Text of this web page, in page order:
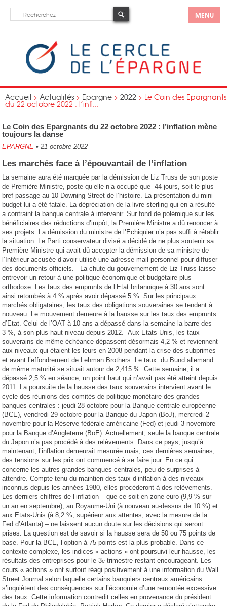
MENU
Accueil > Actualités > Epargne > 2022 > Le Coin des Epargnants
du 22 octobre 2022 : l’infl...
Le Coin des Epargnants du 22 octobre 2022 : l’inflation mène
toujours la danse
EPARGNE • 21 octobre 2022
Les marchés face à l’épouvantail de l’inflation
La semaine aura été marquée par la démission de Liz Truss de son poste
de Première Ministre, poste qu’elle n’a occupé que 44 jours, soit le plus
bref passage au 10 Downing Street de l’histoire. La présentation du mini
budget lui a été fatale. La dépréciation de la livre sterling qui en a résulté
a contraint la banque centrale à intervenir. Sur fond de polémique sur les
bénéficiaires des réductions d’impôt, la Première Ministre a dû renoncer à
ses projets. La démission du ministre de l’Echiquier n’a pas suffi à rétablir
la situation. Le Parti conservateur divisé a décidé de ne plus soutenir sa
Première Ministre qui avait dû accepter la démission de sa ministre de
l’Intérieur accusée d’avoir utilisé une adresse mail personnel pour diffuser
des documents officiels. La chute du gouvernement de Liz Truss laisse
entrevoir un retour à une politique économique et budgétaire plus
orthodoxe. Les taux des emprunts de l’Etat britannique à 30 ans sont
ainsi retombés à 4 % après avoir dépassé 5 %. Sur les principaux
marchés obligataires, les taux des obligations souveraines se tendent à
nouveau. Le mouvement demeure à la hausse sur les taux des emprunts
d’Etat. Celui de l’OAT à 10 ans a dépassé dans la semaine la barre des
3 %, à son plus haut niveau depuis 2012. Aux Etats-Unis, les taux
souverains de même échéance dépassent désormais 4,2 % et reviennent
aux niveaux qui étaient les leurs en 2008 pendant la crise des subprimes
et avant l’effondrement de Lehman Brothers. Le taux du Bund allemand
de même maturité se situait autour de 2,415 %. Cette semaine, il a
dépassé 2,5 % en séance, un point haut qui n’avait pas été atteint depuis
2011. La poursuite de la hausse des taux souverains intervient avant le
cycle des réunions des comités de politique monétaire des grandes
banques centrales : jeudi 28 octobre pour la Banque centrale européenne
(BCE), vendredi 29 octobre pour la Banque du Japon (BoJ), mercredi 2
novembre pour la Réserve fédérale américaine (Fed) et jeudi 3 novembre
pour la Banque d’Angleterre (BoE). Actuellement, seule la banque centrale
du Japon n’a pas procédé à des relèvements. Dans ce pays, jusqu’à
maintenant, l’inflation demeurait mesurée mais, ces dernières semaines,
des tensions sur les prix ont commencé à se faire jour. En ce qui
concerne les autres grandes banques centrales, peu de surprises à
attendre. Compte tenu du maintien des taux d’inflation à des niveaux
inconnus depuis les années 1980, elles procéderont à des relèvements.
Les derniers chiffres de l’inflation – que ce soit en zone euro (9,9 % sur
un an en septembre), au Royaume-Uni (à nouveau au-dessus de 10 %) et
aux Etats-Unis (à 8,2 %, supérieur aux attentes, avec la mesure de la
Fed d’Atlanta) – ne laissent aucun doute sur les décisions qui seront
prises. La question est de savoir si la hausse sera de 50 ou 75 points de
base. Pour la BCE, l’option à 75 points est la plus probable. Dans ce
contexte complexe, les indices « actions » ont poursuivi leur hausse, les
résultats des entreprises pour le 3e trimestre restant encourageant. Les
cours « actions » ont surtout réagi positivement à une information du Wall
Street Journal selon laquelle certains banquiers centraux américains
s’inquiètent des conséquences sur l’économie d’une remontée excessive
des taux. Cette information contredit celles en provenance du président